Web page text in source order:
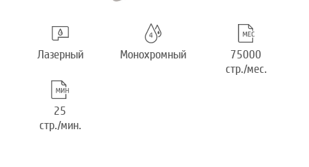
Лазерный Монохромный
75000
стр./мес.
25
стр./мин.